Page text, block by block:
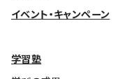
イベント・キャンペーン
学習塾